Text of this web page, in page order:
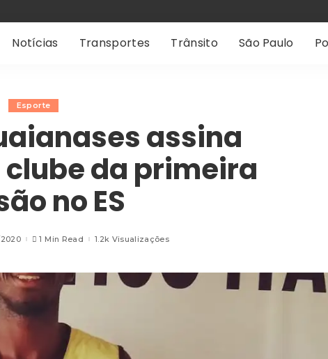
Notícias Transportes Trânsito São Paulo
Esporte
assina
da primeira
no ES
1 Min Read 1.2k Visualizações